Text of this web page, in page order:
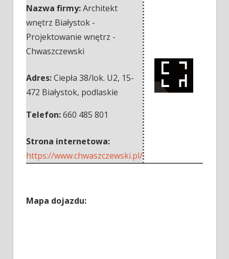
Nazwa firmy:Architekt
wnętrz Białystok -
Projektowanie wnętrz -
Chwaszczewski
Adres:Ciepła 38/lok. U2, 15-
472 Białystok, podlaskie
Telefon:660 485 801
Strona internetowa:
https://www.chwaszczewski.pl/
Mapa dojazdu: